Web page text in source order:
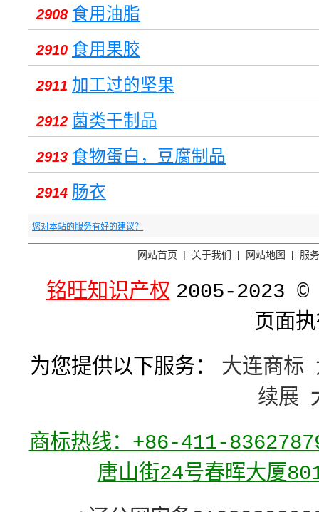
2908 食用油脂
2910 食用果胶
2911 加工过的坚果
2912 菌类干制品
2913 食物蛋白，豆腐制品
2914 肠衣
您对本站的服务有好的建议？
网站首页 | 关于我们 | 网站地图 | 服
铭旺知识产权 2005-2023
页面
为您提供以下服务：
大连商标
续展
商标热线：+86-411-
唐山街24号春晖大厦